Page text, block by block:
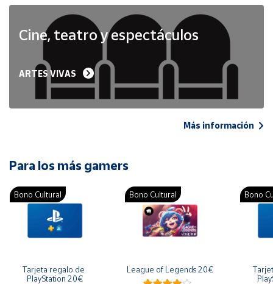
Cine, teatro y espectáculos
ARTES VIVAS
Más información
Para los más gamers
Bono Cultural
Tarjeta regalo de
PlayStation 20€
Bono Cultural
League of Legends 20€
Bono